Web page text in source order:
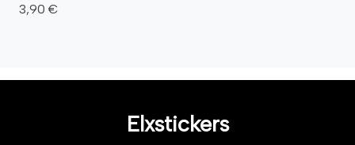
3,90 €
Elxstickers